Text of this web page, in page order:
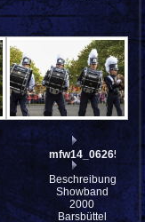
mfw14_062654
Beschreibung:
Showband
2000
Barsbüttel